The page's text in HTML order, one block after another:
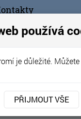
» Chladící
používá
je důležité.
PŘIJMOUT VŠE